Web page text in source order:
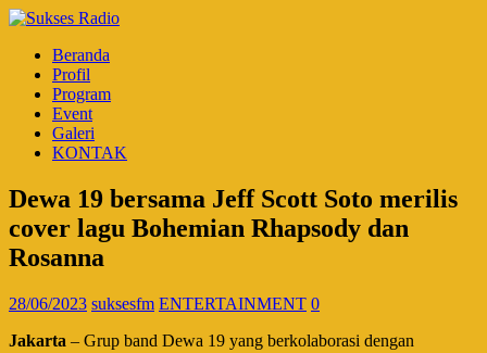
Beranda
Profil
Program
Event
Galeri
KONTAK
Dewa 19 bersama Jeff Scott Soto merilis
cover lagu Bohemian Rhapsody dan
Rosanna
28/06/2023 suksesfm ENTERTAINMENT 0
Jakarta – Grup band Dewa 19 yang berkolaborasi dengan